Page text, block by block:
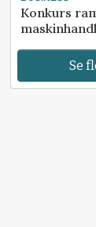
Konkurs
Se